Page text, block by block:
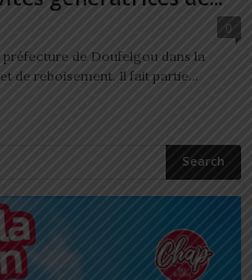
0
de Doufelgou dans la
de reboisement. Il fait partie...